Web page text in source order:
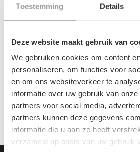
Toestemming Details
Deze website maakt gebruik van
We gebruiken cookies om content
personaliseren, om functies voor
en om ons websiteverkeer te
informatie over uw gebruik van
partners voor social media,
partners kunnen deze gegevens
informatie die u aan ze heeft
verzameld op basis van uw gebruik
Geen informatie gevonden
644790 4508 cl
Nog niet
0 sterren op basis van 0
JE BEOORDELING